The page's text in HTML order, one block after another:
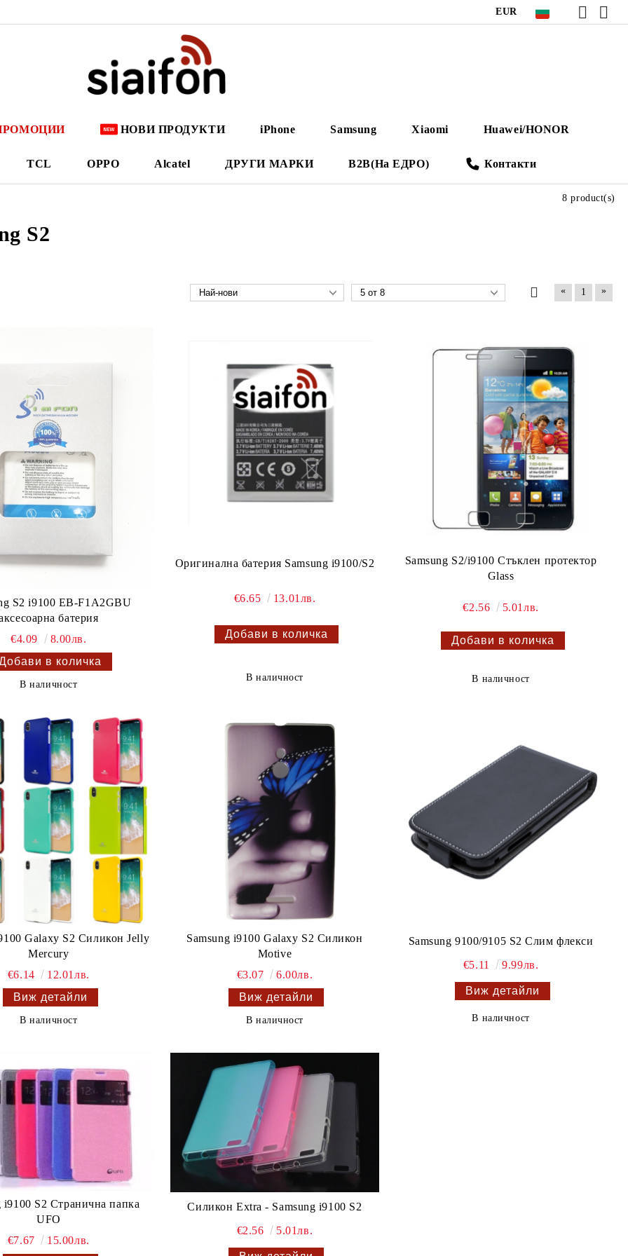
EUR
НОВИ ПРОДУКТИ iPhone Samsung Xiaomi Huawei/HONOR
TCL OPPO Alcatel ДРУГИ МАРКИ B2B(На ЕДРО) Контакти
S2
8 product(s)
« 1 »
S2 i9100 EB-F1A2GBU
батерия
€4.09
8.00лв.
В наличност
Оригинална батерия Samsung i9100/S2
€6.65 13.01лв.
В наличност
Samsung S2/i9100 Стъклен протектор
Glass
€2.56 5.01лв.
В наличност
Galaxy S2 Силикон Jelly
Mercury
€6.14
12.01лв.
Виж детайли
В наличност
Samsung i9100 Galaxy S2 Силикон
Motive
€3.07
6.00лв.
Виж детайли
В наличност
Samsung 9100/9105 S2 Слим флекси
€5.11 9.99лв.
Виж детайли
В наличност
i9100 S2 Странична папка
UFO
€7.67
15.00лв.
Силикон Extra - Samsung i9100 S2
€2.56 5.01лв.